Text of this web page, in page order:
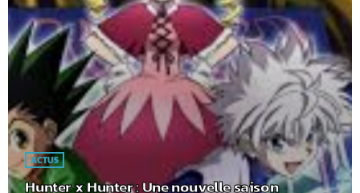
ACTUS
Hunter x Hunter : Une nouvelle saison